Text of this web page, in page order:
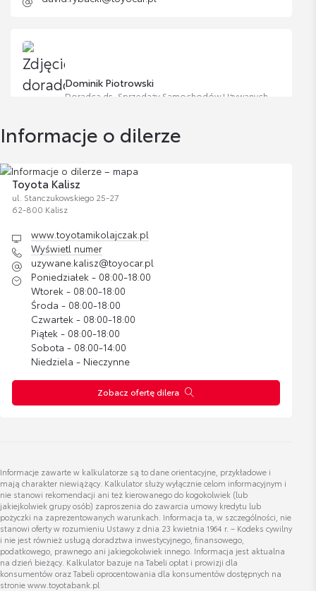
Dominik Piotrowski
Doradca ds. Sprzedaży Samochodów Używanych
Wyświetl numer
Informacje o dilerze
Toyota Kalisz
ul. Stanczukowskiego 25-27
62-800 Kalisz
www.toyotamikolajczak.pl
Wyświetl numer
uzywane.kalisz@toyocar.pl
Poniedziałek - 08:00-18:00
Wtorek - 08:00-18:00
Środa - 08:00-18:00
Czwartek - 08:00-18:00
Piątek - 08:00-18:00
Sobota - 08:00-14:00
Niedziela - Nieczynne
Zobacz ofertę dilera
Informacje zawarte w kalkulatorze są to dane orientacyjne, przykładowe i
mają charakter niewiążący. Kalkulator służy wyłącznie celom informacyjnym i
nie stanowi rekomendacji ani też kierowanego do kogokolwiek (lub
jakiejkolwiek grupy osób) zaproszenia do zawarcia umowy kredytu lub
pożyczki na zaprezentowanych warunkach. Informacja ta, w szczególności, nie
stanowi oferty w rozumieniu Ustawy z dnia 23 kwietnia 1964 r. – Kodeks cywilny
i nie jest również usługą doradztwa inwestycyjnego, finansowego,
podatkowego, prawnego ani jakiegokolwiek innego. Informacja jest aktualna
na dzień bieżący. Kalkulator bazuje na Tabeli opłat i prowizji dla
konsumentów oraz Tabeli oprocentowania dla konsumentów dostępnych na
stronie www.toyotabank.pl